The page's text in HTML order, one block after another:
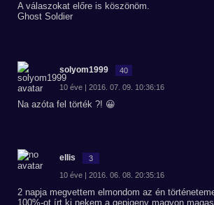
A válaszokat előre is köszönöm.
Ghost Soldier
solyom1999 40
10 éve | 2016. 07. 09. 10:36:16
Na azóta fel törték ?! 😀
ellis 3
10 éve | 2016. 06. 08. 20:35:16
2 napja megvettem elmondom az én
100%-ot írt ki nekem a gepigeny magyon